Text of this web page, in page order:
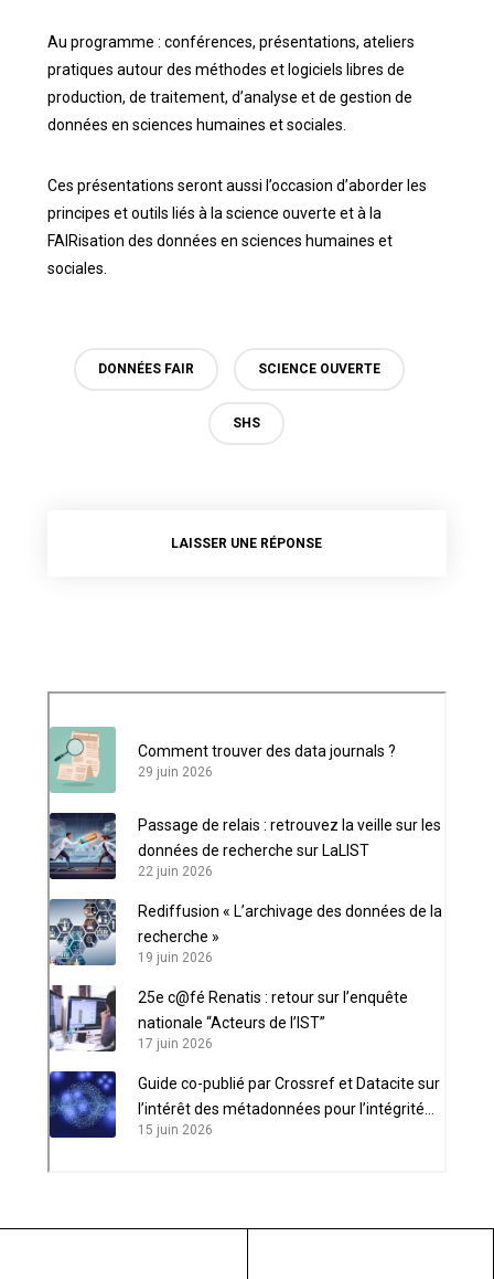
Au programme : conférences, présentations, ateliers
pratiques autour des méthodes et logiciels libres de
production, de traitement, d’analyse et de gestion de
données en sciences humaines et sociales.
Ces présentations seront aussi l’occasion d’aborder les
principes et outils liés à la science ouverte et à la
FAIRisation des données en sciences humaines et
sociales.
DONNÉES FAIR SCIENCE OUVERTE
SHS
LAISSER UNE RÉPONSE
Comment trouver des data journals ?
29 juin 2026
Passage de relais : retrouvez la veille sur les
données de recherche sur LaLIST
22 juin 2026
Rediffusion « L’archivage des données de la
recherche »
19 juin 2026
25e c@fé Renatis : retour sur l’enquête
nationale “Acteurs de l’IST”
17 juin 2026
Guide co-publié par Crossref et Datacite sur
l’intérêt des métadonnées pour l’intégrité
scientifique
15 juin 2026